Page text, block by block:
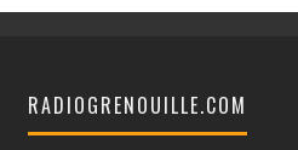
RADIOGRENOUILLE.COM